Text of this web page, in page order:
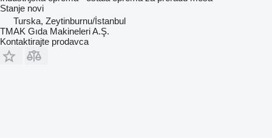
Stanje novi
Turska, Zeytinburnu/İstanbul
TMAK Gıda Makineleri A.Ş.
Kontaktirajte prodavca